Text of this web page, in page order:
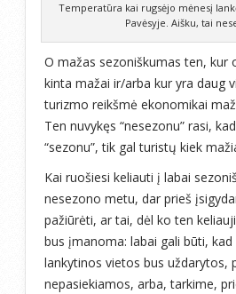
Temperatūra kai rugsėjo mėnesį
Pavėsyje. Aišku, tai
O mažas sezoniškumas ten, kur
kinta mažai ir/arba kur yra daug
turizmo reikšmė ekonomikai
Ten nuvykęs “nesezonu” rasi,
“sezonu”, tik gal turistų kiek
Kai ruošiesi keliauti į labai
nesezono metu, dar prieš
pažiūrėti, ar tai, dėl ko ten
bus įmanoma: labai gali būti,
lankytinos vietos bus uždarytos,
nepasiekiamos, arba, tarkime,